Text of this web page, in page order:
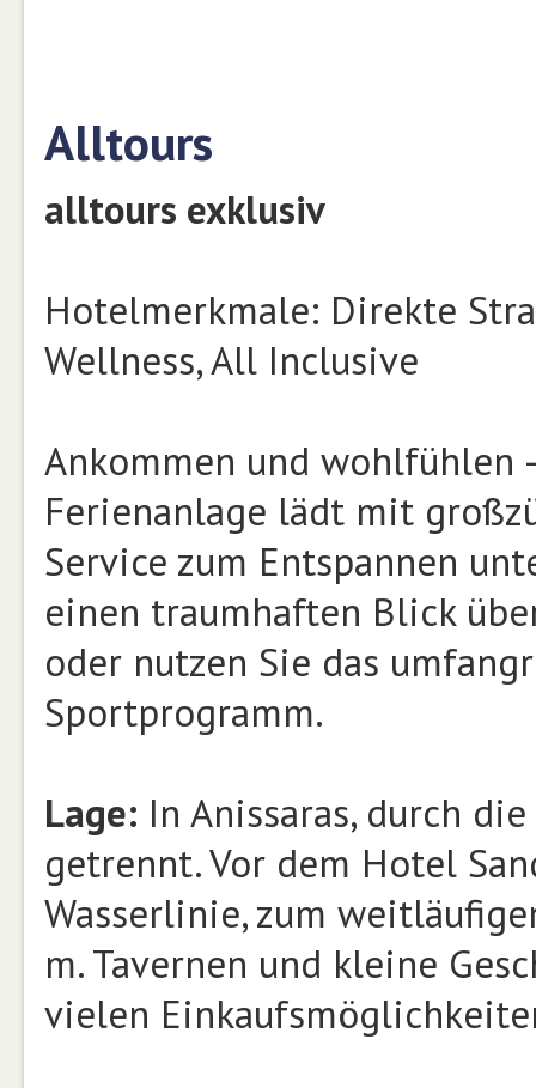
Alltours
alltours exklusiv
Hotelmerkmale: Direkte
Wellness, All Inclusive
Ankommen und
Ferienanlage lädt mit
Service zum Entspannen
einen traumhaften Blick
oder nutzen Sie das
Sportprogramm.
Lage: In Anissaras, durch
getrennt. Vor dem Hotel
Wasserlinie, zum
m. Tavernen und kleine
vielen